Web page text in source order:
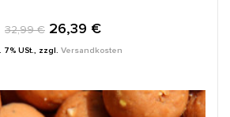
32,99 € 26,39 €
7% USt., zzgl. Versandkosten